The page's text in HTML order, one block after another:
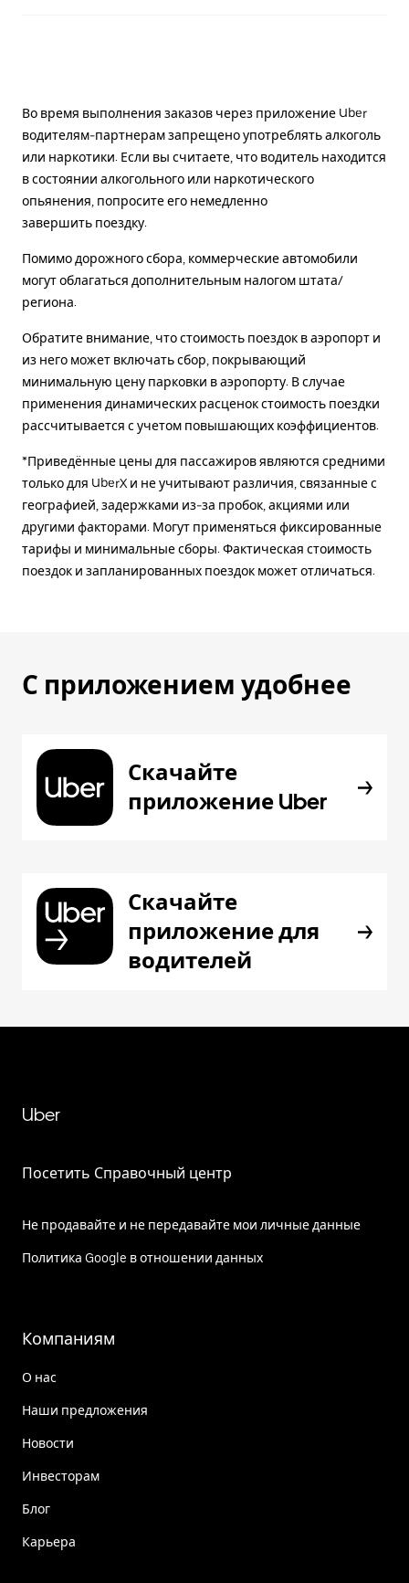
Во время выполнения заказов через приложение Uber
водителям-партнерам запрещено употреблять алкоголь
или наркотики. Если вы считаете, что водитель находится
в состоянии алкогольного или наркотического
опьянения, попросите его немедленно
завершить поездку.
Помимо дорожного сбора, коммерческие автомобили
могут облагаться дополнительным налогом штата/
региона.
Обратите внимание, что стоимость поездок в аэропорт и
из него может включать сбор, покрывающий
минимальную цену парковки в аэропорту. В случае
применения динамических расценок стоимость поездки
рассчитывается с учетом повышающих коэффициентов.
*Приведённые цены для пассажиров являются средними
только для UberX и не учитывают различия, связанные с
географией, задержками из-за пробок, акциями или
другими факторами. Могут применяться фиксированные
тарифы и минимальные сборы. Фактическая стоимость
поездок и запланированных поездок может отличаться.
С приложением удобнее
Скачайте
приложение Uber
Скачайте
приложение для
водителей
Uber
Посетить Справочный центр
Не продавайте и не передавайте мои личные данные
Политика Google в отношении данных
Компаниям
О нас
Наши предложения
Новости
Инвесторам
Блог
Карьера